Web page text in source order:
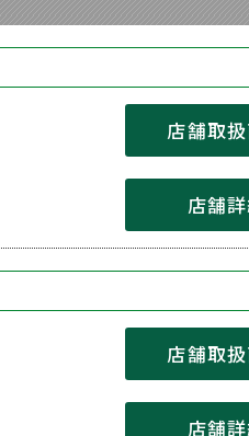
店舗取
店舗
店舗取
店舗